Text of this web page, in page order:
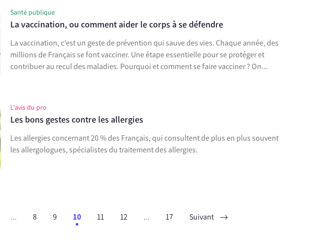
Santé publique
La vaccination, ou comment aider le corps à se défendre
La vaccination, c’est un geste de prévention qui sauve des vies. Chaque année, des
millions de Français se font vacciner. Une étape essentielle pour se protéger et
contribuer au recul des maladies. Pourquoi et comment se faire vacciner ? On...
L'avis du pro
Les bons gestes contre les allergies
Les allergies concernant 20 % des Français, qui consultent de plus en plus souvent
les allergologues, spécialistes du traitement des allergies.
... 8 9 10 11 12 ... 17 Suivant